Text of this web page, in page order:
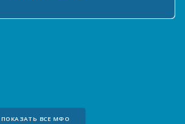
ПОКАЗАТЬ ВСЕ МФО